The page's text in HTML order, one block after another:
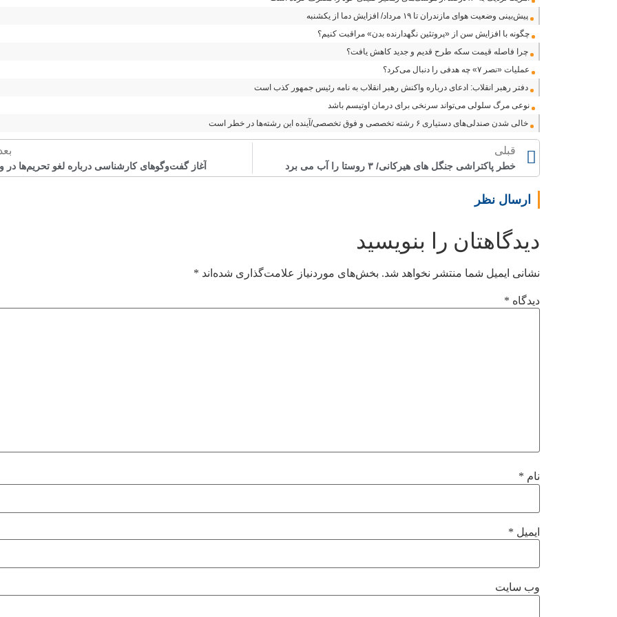
پیش‌بینی وضعیت هوای مازندران تا ۱۹ مرداد/ افزایش دما از یکشنبه
چگونه با افزایش سن از «پروتئین نگهدارنده بدن» مراقبت کنیم؟
چرا فاصله قیمت سکه طرح قدیم و جدید کاهش یافت؟
عملیات «نصر ۷» چه هدفی را دنبال می‌کرد؟
دفتر رهبر انقلاب: ادعای درباره واکنش رهبر انقلاب به نامه رئیس جمهور کذب است
نوعی مرگ سلولی می‌تواند سرنخی برای درمان اوتیسم باشد
خالی شدن صندلی‌های دستیاری ۶ رشته تخصصی و فوق تخصصی/آینده این رشته‌ها در خطر است
قبلی
خطر پاکتراشی جنگل های هیرکانی/ ۳ روستا را آب می برد آغاز گفت‌وگوهای کارشناسی درباره لغو تحریم‌ها در
ارسال نظر
دیدگاهتان را بنویسید
نشانی ایمیل شما منتشر نخواهد شد. بخش‌های موردنیاز علامت‌گذاری شده‌اند *
دیدگاه *
نام *
ایمیل *
وب‌ سایت